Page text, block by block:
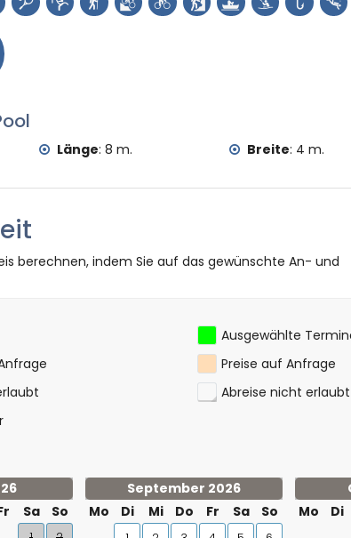
Mountainbiking, Radfahren, Kanufahren,
(innerhalb von 5 Kilometern von der Villa)
Javea) (innerhalb von 10 Kilometern von der Villa)
von 25 Kilometern von der Villa)
Länge: 8 m. Breite: 4 m.
berechnen, indem Sie auf das gewünschte An- und
Ausgewählte
Preise auf Anfrage
Abreise nicht erlaubt
Sa So
September 2026
Mo
Di Mi Do Fr Sa So
Mo
Di